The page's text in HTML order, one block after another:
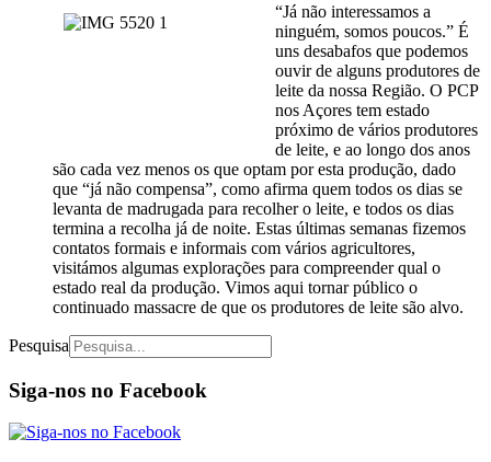
“Já não interessamos a
ninguém, somos poucos.” É
uns desabafos que podemos
ouvir de alguns produtores de
leite da nossa Região. O PCP
nos Açores tem estado
próximo de vários produtores
de leite, e ao longo dos anos
são cada vez menos os que optam por esta produção, dado
que “já não compensa”, como afirma quem todos os dias se
levanta de madrugada para recolher o leite, e todos os dias
termina a recolha já de noite. Estas últimas semanas fizemos
contatos formais e informais com vários agricultores,
visitámos algumas explorações para compreender qual o
estado real da produção. Vimos aqui tornar público o
continuado massacre de que os produtores de leite são alvo.
Pesquisa
Siga-nos no Facebook